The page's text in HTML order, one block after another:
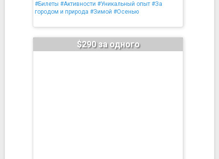
#Билеты #Активности #Уникальный опыт #За
городом и природа #Зимой #Осенью
$290 за одного